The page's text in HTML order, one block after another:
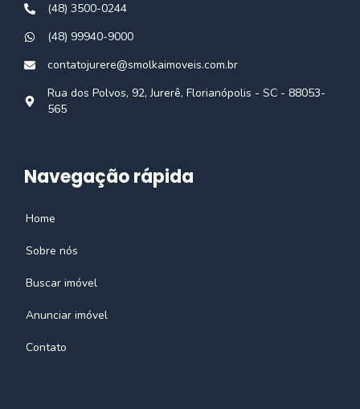
(48) 3500-0244
(48) 99940-9000
contatojurere@smolkaimoveis.com.br
Rua dos Polvos, 92, Jurerê, Florianópolis - SC - 88053-
565
Navegação rápida
Home
Sobre nós
Buscar imóvel
Anunciar imóvel
Contato